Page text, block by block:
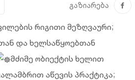
გაზიარება
რიგითი მეზღვაური;
და ხელსაწყოებთან
მძიმე ობიექტის ხელით
აწევის პრაქტიკა;